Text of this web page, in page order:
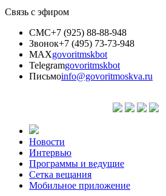
Связь с эфиром
СМС+7 (925) 88-88-948
Звонок+7 (495) 73-73-948
MAXgovoritmskbot
Telegramgovoritmskbot
Письмоinfo@govoritmoskva.ru
Новости
Интервью
Программы и ведущие
Сетка вещания
Мобильное приложение